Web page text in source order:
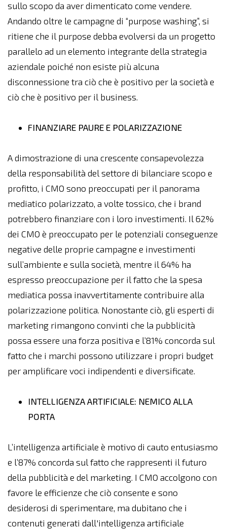
sullo scopo da aver dimenticato come vendere.
Andando oltre le campagne di “purpose washing”, si
ritiene che il purpose debba evolversi da un progetto
parallelo ad un elemento integrante della strategia
aziendale poiché non esiste più alcuna
disconnessione tra ciò che è positivo per la società e
ciò che è positivo per il business.
FINANZIARE PAURE E POLARIZZAZIONE
A dimostrazione di una crescente consapevolezza
della responsabilità del settore di bilanciare scopo e
profitto, i CMO sono preoccupati per il panorama
mediatico polarizzato, a volte tossico, che i brand
potrebbero finanziare con i loro investimenti. Il 62%
dei CMO è preoccupato per le potenziali conseguenze
negative delle proprie campagne e investimenti
sull’ambiente e sulla società, mentre il 64% ha
espresso preoccupazione per il fatto che la spesa
mediatica possa inavvertitamente contribuire alla
polarizzazione politica. Nonostante ciò, gli esperti di
marketing rimangono convinti che la pubblicità
possa essere una forza positiva e l’81% concorda sul
fatto che i marchi possono utilizzare i propri budget
per amplificare voci indipendenti e diversificate.
INTELLIGENZA ARTIFICIALE: NEMICO ALLA
PORTA
L’intelligenza artificiale è motivo di cauto entusiasmo
e l’87% concorda sul fatto che rappresenti il ​​futuro
della pubblicità e del marketing. I CMO accolgono con
favore le efficienze che ciò consente e sono
desiderosi di sperimentare, ma dubitano che i
contenuti generati dall'intelligenza artificiale